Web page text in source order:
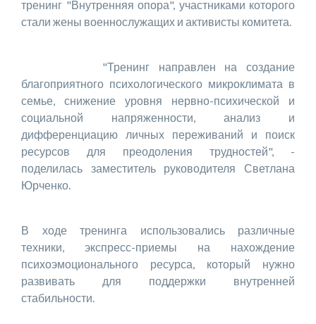
тренинг "Внутренняя опора", участниками которого
стали жены военнослужащих и активисты комитета.
"Тренинг направлен на создание
благоприятного психологического микроклимата в
се­мье, снижение уровня нервно-психической и
социальной напряженности, анализ и
дифференциацию личных переживаний и поиск
ресурсов для преодоления трудностей", -
поделилась заместитель руководителя Светлана
Юрченко.
В ходе тренинга использовались различные
техники, экспресс-приемы на нахождение
психоэмоционального ресурса, который нужно
развивать для поддержки внутренней
стабильности.